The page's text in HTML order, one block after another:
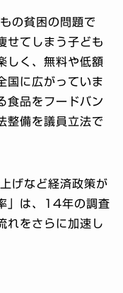
の貧困の問題で
せてしまう子ども
しく、無料や低額
国に広がっていま
食品をフードバン
整備を議員立法で
げなど経済政策が
」は、14年の調査
れをさらに加速し